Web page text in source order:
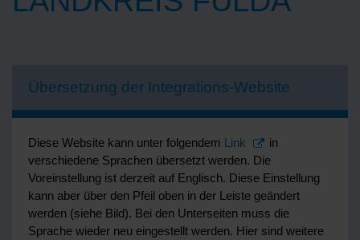
Übersetzung der Integrations-Website
Diese Website kann unter folgendem Link
in
verschiedene Sprachen übersetzt werden. Die
Voreinstellung ist derzeit auf Englisch. Diese Einstellung
kann aber über den Pfeil oben in der Leiste geändert
werden (siehe Bild). Bei den Unterseiten muss die
Sprache wieder neu eingestellt werden. Hier sind weitere